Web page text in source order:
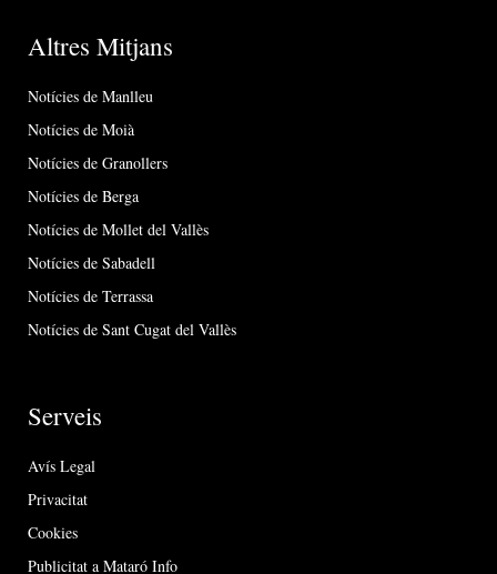
Altres Mitjans
Notícies de Manlleu
Notícies de Moià
Notícies de Granollers
Notícies de Berga
Notícies de Mollet del Vallès
Notícies de Sabadell
Notícies de Terrassa
Notícies de Sant Cugat del Vallès
Serveis
Avís Legal
Privacitat
Cookies
Publicitat a Mataró Info